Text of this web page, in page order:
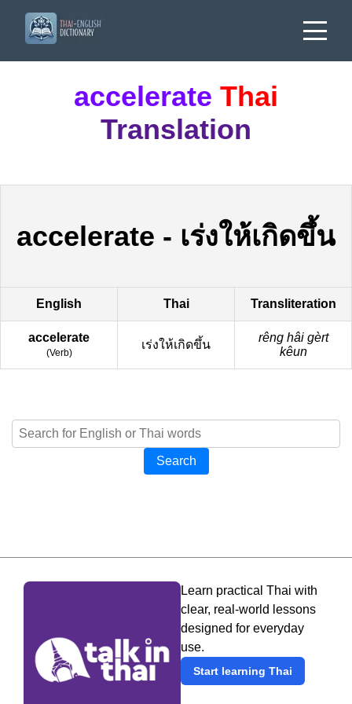
accelerate Thai
Translation
accelerate - เร่งให้เกิดขึ้น
English Thai Transliteration
accelerate
(Verb)
เร่งให้เกิดขึ้น
rêng hâi gèrt
kêun
Search
Learn practical Thai with
clear, real-world lessons
designed for everyday
use.
Start learning Thai